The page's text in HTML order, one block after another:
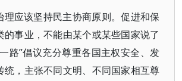
理应该坚持民主协商原则。促进和保
的事业，不能由某个或某些国家说了
路”倡议充分尊重各国主权安全、发
统，主张不同文明、不同国家相互尊